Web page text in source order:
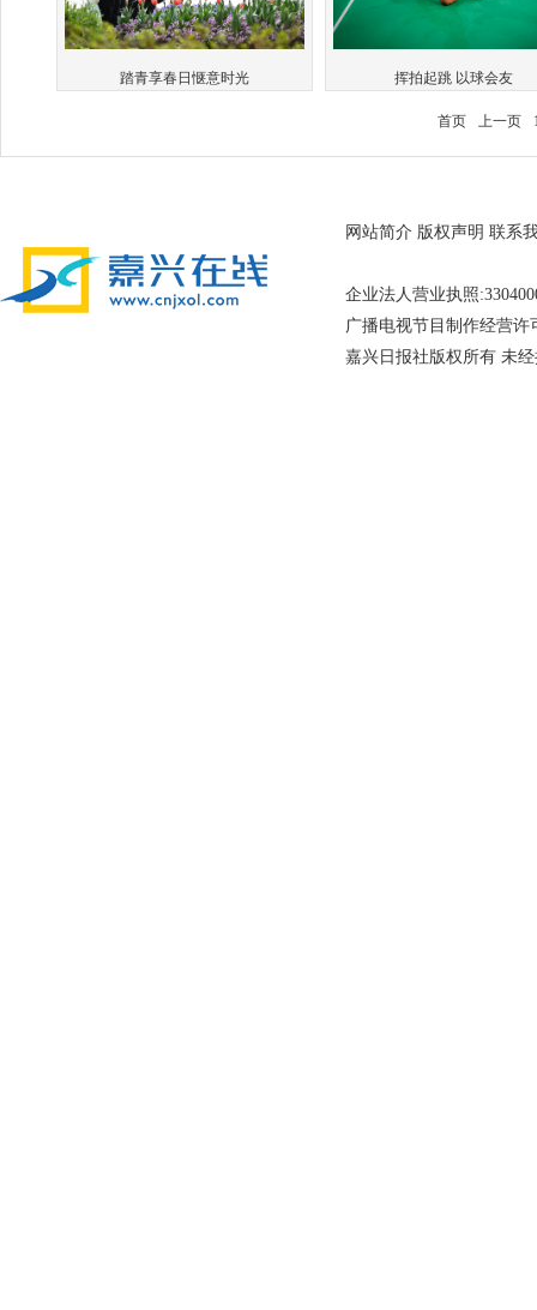
踏青享春日惬意时光 挥拍起跳 以球会友
首页 上一页
网站简介 版权声明 联系
企业法人营业执照
广播电视节目制作经营
嘉兴日报社版权所有 未